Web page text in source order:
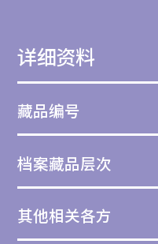
详细资料
藏品编号
档案藏品层次
其他相关各方